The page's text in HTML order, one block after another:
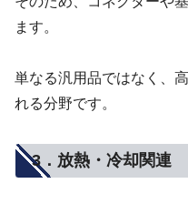
ます。
単なる汎用品ではなく、
れる分野です。
3．放熱・冷却関連